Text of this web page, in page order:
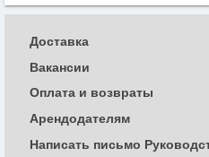
Доставка
Вакансии
Оплата и возвраты
Арендодателям
Написать письмо